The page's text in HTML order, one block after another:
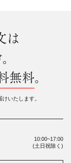
は
無料。
いたします。
10:00~17:00
(土日祝除く)